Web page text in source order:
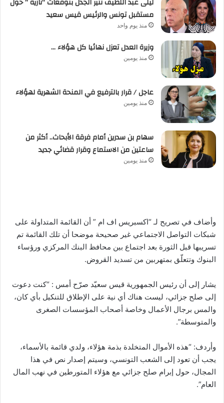
مستقبل تونس والرئيس قيس سعيد
منذ يوم واحد
وزيرة العدل تعزل نهائيا كل هؤلاء …
منذ يومين
عاجل / قرار بالترفيع في المنحة الشهرية لهؤلاء
منذ يومين
سهام بن سدرين أمام فرقة الأبحاث.. أكثر من
ساعتين من الاستماع وقرار قضائي جديد
منذ يومين
وأضاف في تصريح لـ “اكسبريس اف ام ” أن القائمة المتداولة على
شبكات التواصل الاجتماعي غير صحيحة موضحا أن تلك القائمة تم
تسريبها قبل الثورة بعد اجتماع بين محافظ البنك المركزي ورؤساء
البنوك وتتعلّق بمتهربين من تسديد القروض.
يشار إلى أن رئيس الجمهورية قيس سعيّد صرّح أمس : “كنت دعوت
إلى صلح جزائي، ليست هناك أي نية على الإطلاق للتنكيل بأي كان،
والمس برجال الأعمال وخاصة أصحاب المؤسسات الصغرى
والمتوسطة”.
وأردف: “هذه الأموال المتخلدة بذمة هؤلاء، ولدي قائمة بالأسماء،
يجب أن تعود إلى الشعب التونسي، وسيتم إصدار نص في هذا
المجال، حول إبرام صلح جزائي مع هؤلاء المتورطين في نهب المال
العام”.